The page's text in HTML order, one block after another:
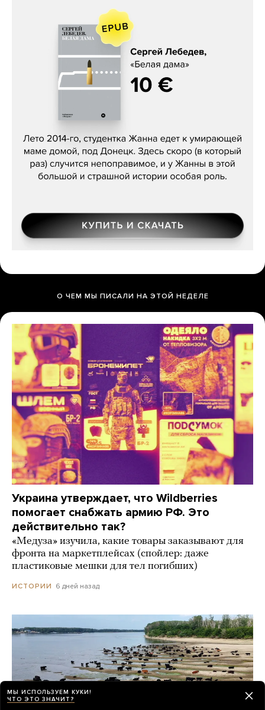
Сергей Лебедев, «Белая дама»
О ЧЕМ МЫ ПИСАЛИ НА ЭТОЙ НЕДЕЛЕ
Украина утверждает, что Wildberries
помогает снабжать армию РФ. Это
действительно так?
«Медуза» изучила, какие товары заказывают для
фронта на маркетплейсах (спойлер: даже
пластиковые мешки для тел погибших)
ИСТОРИИ 6 дней назад
МЫ ИСПОЛЬЗУЕМ КУКИ!
ЧТО ЭТО ЗНАЧИТ?